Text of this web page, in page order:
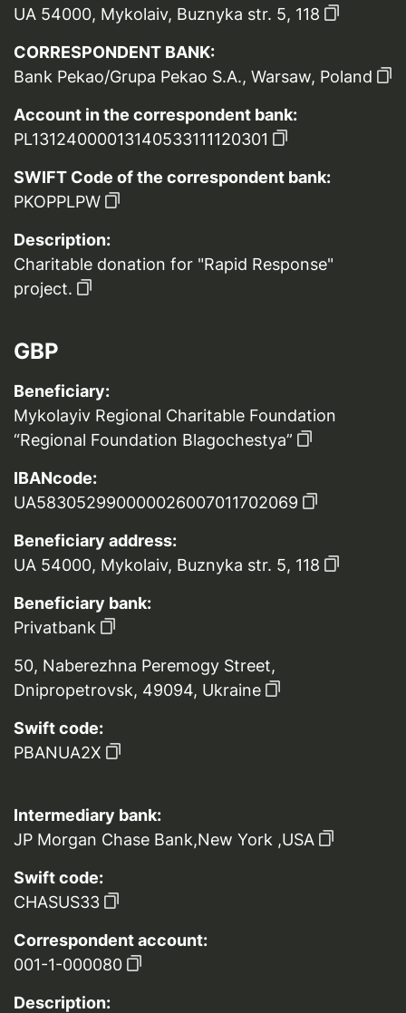
UA 54000, Mykolaiv, Buznyka str. 5, 118
CORRESPONDENT BANK:
Bank Pekao/Grupa Pekao S.A., Warsaw, Poland
Account in the correspondent bank:
PL13124000013140533111120301
SWIFT Code of the correspondent bank:
PKOPPLPW
Description:
Charitable donation for "Rapid Response"
project.
GBP
Beneficiary:
Mykolayiv Regional Charitable Foundation
“Regional Foundation Blagochestya”
IBANcode:
UA583052990000026007011702069
Beneficiary address:
UA 54000, Mykolaiv, Buznyka str. 5, 118
Beneficiary bank:
Privatbank
50, Naberezhna Peremogy Street,
Dnipropetrovsk, 49094, Ukraine
Swift code:
PBANUA2X
Intermediary bank:
JP Morgan Chase Bank,New York ,USA
Swift code:
CHASUS33
Correspondent account:
001-1-000080
Description: